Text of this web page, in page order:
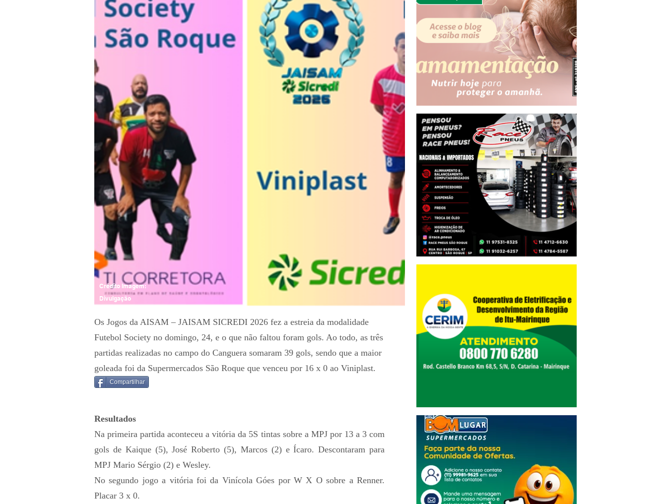
Divulgação
Crédito Imagem:
Os Jogos da AISAM – JAISAM SICREDI 2026 fez a estreia da modalidade
Futebol Society no domingo, 24, e o que não faltou foram gols. Ao todo, as três
partidas realizadas no campo do Canguera somaram 39 gols, sendo que a maior
goleada foi da Supermercados São Roque que venceu por 16 x 0 ao Viniplast.
Compartilhar
Resultados
Na primeira partida aconteceu a vitória da 5S tintas sobre a MPJ por 13 a 3 com
gols de Kaique (5), José Roberto (5), Marcos (2) e Ícaro. Descontaram para
MPJ Mario Sérgio (2) e Wesley.
No segundo jogo a vitória foi da Vinícola Góes por W X O sobre a Renner.
Placar 3 x 0.